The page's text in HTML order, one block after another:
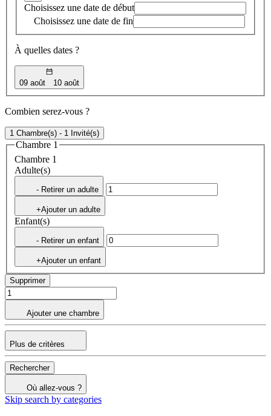
Choisissez une date de début
Choisissez une date de fin
À quelles dates ?
09 août 10 août
Combien serez-vous ?
1 Chambre(s) - 1 Invité(s)
Chambre 1
Chambre 1
Adulte(s)
- Retirer un adulte
+Ajouter un adulte
Enfant(s)
- Retirer un enfant
+Ajouter un enfant
Supprimer
Ajouter une chambre
Plus de critères
Rechercher
Où allez-vous ?
Skip search by categories